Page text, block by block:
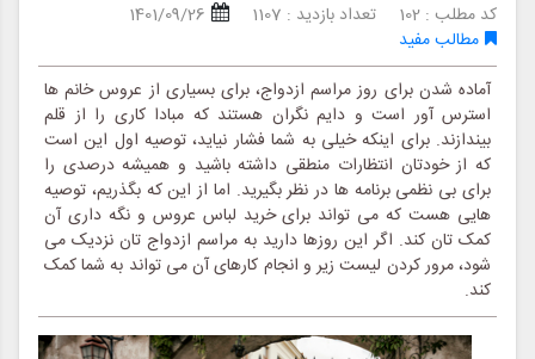
کد مطلب : 102
تعداد بازدید : 1107
1401/09/26
مطالب مفید
آماده شدن برای روز مراسم ازدواج، برای بسیاری از عروس خانم ها
استرس آور است و دایم نگران هستند که مبادا کاری را از قلم
بیندازند. برای اینکه خیلی به شما فشار نیاید، توصیه اول این است
که از خودتان انتظارات منطقی داشته باشید و همیشه درصدی را
برای بی نظمی برنامه ها در نظر بگیرید. اما از این که بگذریم، توصیه
هایی هست که می تواند برای خرید لباس عروس و نگه داری آن
کمک تان کند. اگر این روزها دارید به مراسم ازدواج تان نزدیک می
شود، مرور کردن لیست زیر و انجام کارهای آن می تواند به شما کمک
کند.